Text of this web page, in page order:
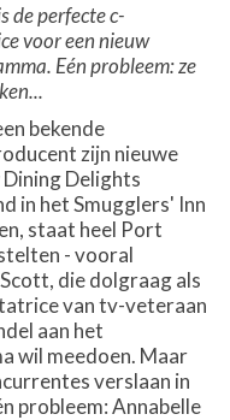
de perfecte c-
voor een nieuw
Eén probleem: ze
bekende
zijn nieuwe
Delights
in het Smugglers' Inn
staat heel Port
- vooral
die dolgraag als
van tv-veteraan
aan het
wil meedoen. Maar
verslaan in
probleem: Annabelle